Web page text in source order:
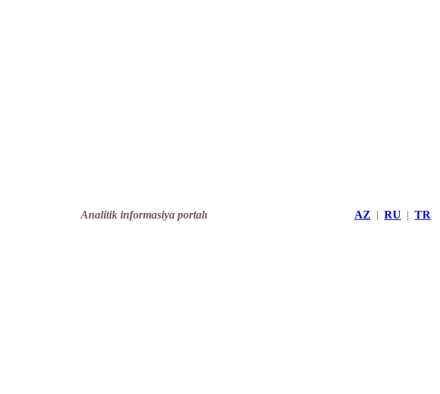
Analitik informasiya portalı
AZ | RU | TR